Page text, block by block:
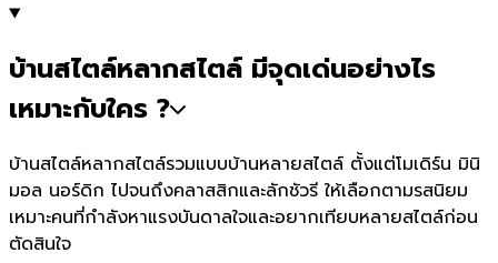
บ้านสไตล์หลากสไตล์ มีจุดเด่นอย่างไร
เหมาะกับใคร ?
บ้านสไตล์หลากสไตล์รวมแบบบ้านหลายสไตล์ ตั้งแต่โมเดิร์น มินิ
มอล นอร์ดิก ไปจนถึงคลาสสิกและลักชัวรี ให้เลือกตามรสนิยม
เหมาะคนที่กำลังหาแรงบันดาลใจและอยากเทียบหลายสไตล์ก่อน
ตัดสินใจ